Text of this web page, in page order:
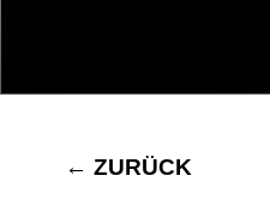
← ZURÜCK